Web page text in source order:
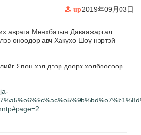
up 2019年09月03日
аврага Мөнхбатын Даваажаргал
өнөөдөр авч Хакүхо Шоү нэртэй
Япон хэл дээр доорх холбоосоор